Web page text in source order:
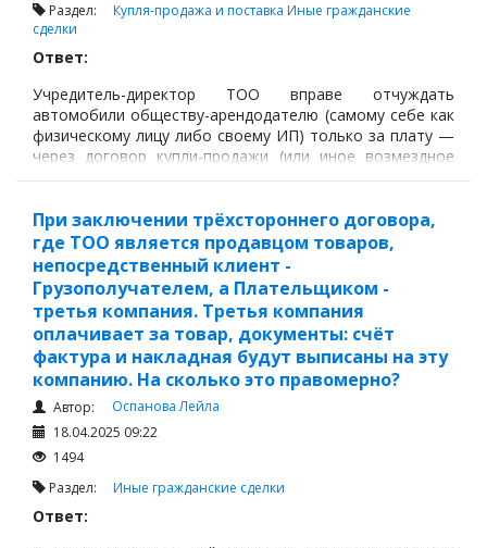
Раздел: Купля-продажа и поставка Иные гражданские
сделки
Ответ:
Учредитель-директор ТОО вправе отчуждать
автомобили обществу-арендодателю (самому себе как
физическому лицу либо своему ИП) только за плату —
через договор купли-продажи (или иное возмездное
отчуждение).
При заключении трёхстороннего договора,
где ТОО является продавцом товаров,
непосредственный клиент -
Грузополучателем, а Плательщиком -
третья компания. Третья компания
оплачивает за товар, документы: счёт
фактура и накладная будут выписаны на эту
компанию. На сколько это правомерно?
Автор:
Оспанова Лейла
18.04.2025 09:22
1494
Раздел: Иные гражданские сделки
Ответ: